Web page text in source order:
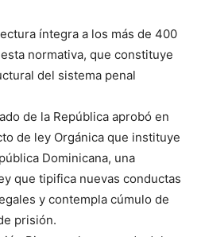
íntegra a los más de 400
normativa, que constituye
del sistema penal
de la República aprobó en
de ley Orgánica que instituye
Dominicana, una
que tipifica nuevas conductas
y contempla cúmulo de
prisión.